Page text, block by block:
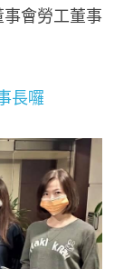
會勞工董事
長囉